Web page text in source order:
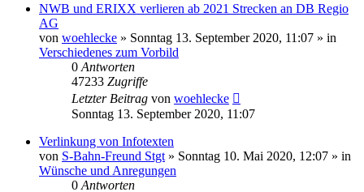
NWB und ERIXX verlieren ab 2021 Strecken an DB Regio
AG
von woehlecke » Sonntag 13. September 2020, 11:07 » in
Verschiedenes zum Vorbild
0 Antworten
47233 Zugriffe
Letzter Beitrag von woehlecke
Sonntag 13. September 2020, 11:07
Verlinkung von Infotexten
von S-Bahn-Freund Stgt » Sonntag 10. Mai 2020, 12:07 » in
Wünsche und Anregungen
0 Antworten